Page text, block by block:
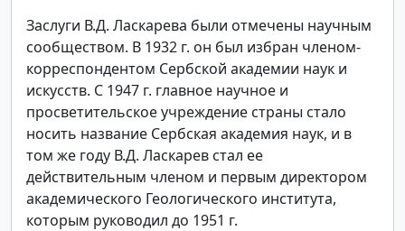
Заслуги В.Д. Ласкарева были отмечены научным
сообществом. В 1932 г. он был избран членом-
корреспондентом Сербской академии наук и
искусств. С 1947 г. главное научное и
просветительское учреждение страны стало
носить название Сербская академия наук, и в
том же году В.Д. Ласкарев стал ее
действительным членом и первым директором
академического Геологического института,
которым руководил до 1951 г.